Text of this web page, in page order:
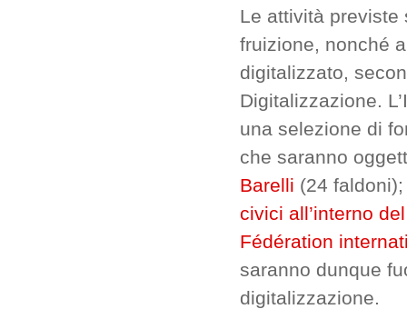
Le attività previste
fruizione, nonché
digitalizzato,
Digitalizzazione.
una selezione di
che saranno
Barelli (24
civici all’interno
Fédération
saranno dunque
digitalizzazione.